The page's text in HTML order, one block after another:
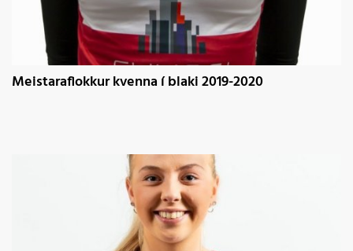
Meistaraflokkur kvenna í blaki 2019-2020